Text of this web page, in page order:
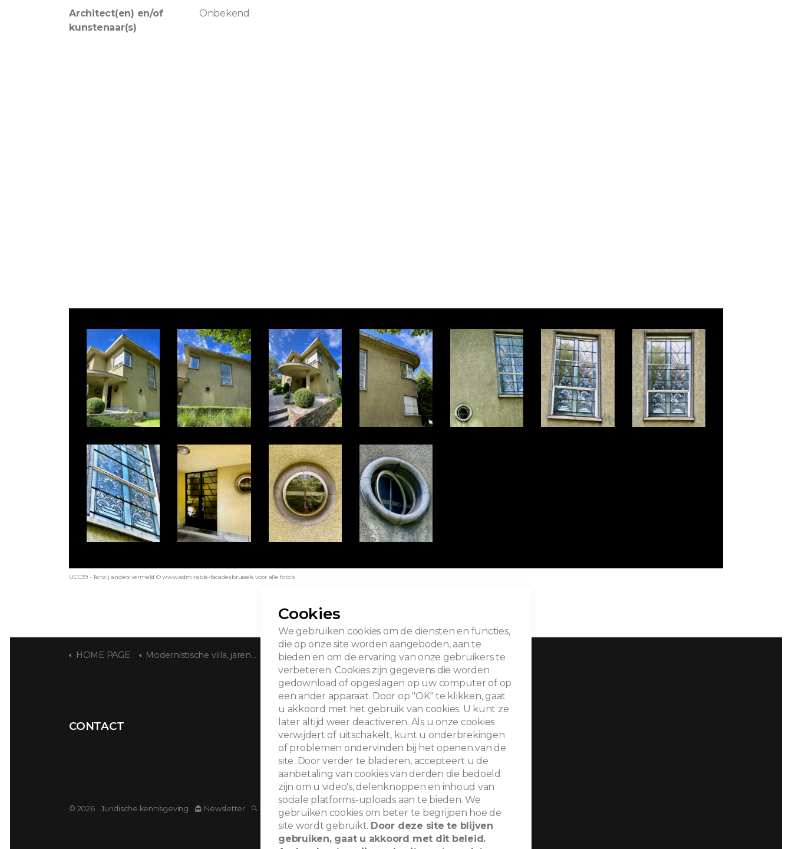
Architect(en) en/of
kunstenaar(s)
Onbekend
UCC39 - Tenzij anders vermeld © www.admirable-facades.brussels voor alle foto's
HOME PAGE Modernistische villa, jaren 30
CONTACT
© 2026 Juridische kennisgeving Newsletter Zoeken
Cookies
We gebruiken cookies om de diensten en functies,
die op onze site worden aangeboden, aan te
bieden en om de ervaring van onze gebruikers te
verbeteren. Cookies zijn gegevens die worden
gedownload of opgeslagen op uw computer of op
een ander apparaat. Door op "OK" te klikken, gaat
u akkoord met het gebruik van cookies. U kunt ze
later altijd weer deactiveren. Als u onze cookies
verwijdert of uitschakelt, kunt u onderbrekingen
of problemen ondervinden bij het openen van de
site. Door verder te bladeren, accepteert u de
aanbetaling van cookies van derden die bedoeld
zijn om u video's, delenknoppen en inhoud van
sociale platforms-uploads aan te bieden. We
gebruiken cookies om beter te begrijpen hoe de
site wordt gebruikt. Door deze site te blijven
gebruiken, gaat u akkoord met dit beleid.